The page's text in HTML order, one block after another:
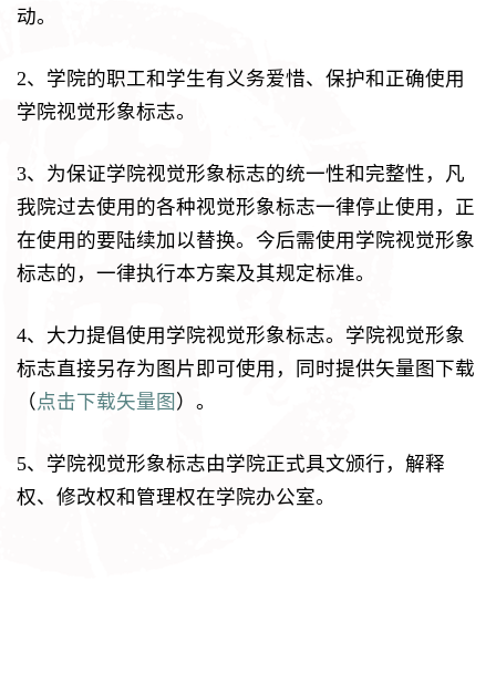
动。
2、学院的职工和学生有义务爱惜、保护和正确使用
学院视觉形象标志。
3、为保证学院视觉形象标志的统一性和完整性，凡
我院过去使用的各种视觉形象标志一律停止使用，正
在使用的要陆续加以替换。今后需使用学院视觉形象
标志的，一律执行本方案及其规定标准。
4、大力提倡使用学院视觉形象标志。学院视觉形象
标志直接另存为图片即可使用，同时提供矢量图下载
（点击下载矢量图 ）。
5、学院视觉形象标志由学院正式具文颁行，解释
权、修改权和管理权在学院办公室。